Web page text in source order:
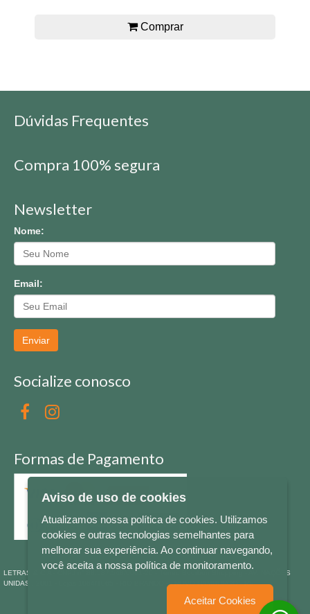
Comprar
Dúvidas Frequentes
Compra 100% segura
Newsletter
Nome:
Email:
Enviar
Socialize conosco
Formas de Pagamento
LETRAS & CIA - CNPJ n° 88.587.548/0001-20 - Térreo Bourbon Shopping - AV. NAÇÕES
UNIDAS , 2001 - Lojas 1064/1065 - RIO BRANCO - - NOVO HAMBURGO - RS
Aviso de uso de cookies
Atualizamos nossa política de cookies. Utilizamos
cookies e outras tecnologias semelhantes para
melhorar sua experiência. Ao continuar navegando,
você aceita a nossa política de monitoramento.
Aceitar Cookies